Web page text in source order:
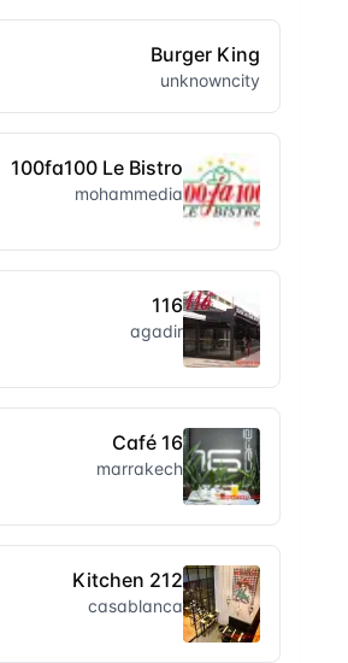
Burger King
unknowncity
100fa100 Le Bistro
mohammedia
116
agadir
16 Café
marrakech
212 Kitchen
casablanca